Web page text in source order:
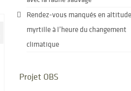
Rendez-vous manqués en
myrtille à l’heure du changement
climatique
Projet OBS